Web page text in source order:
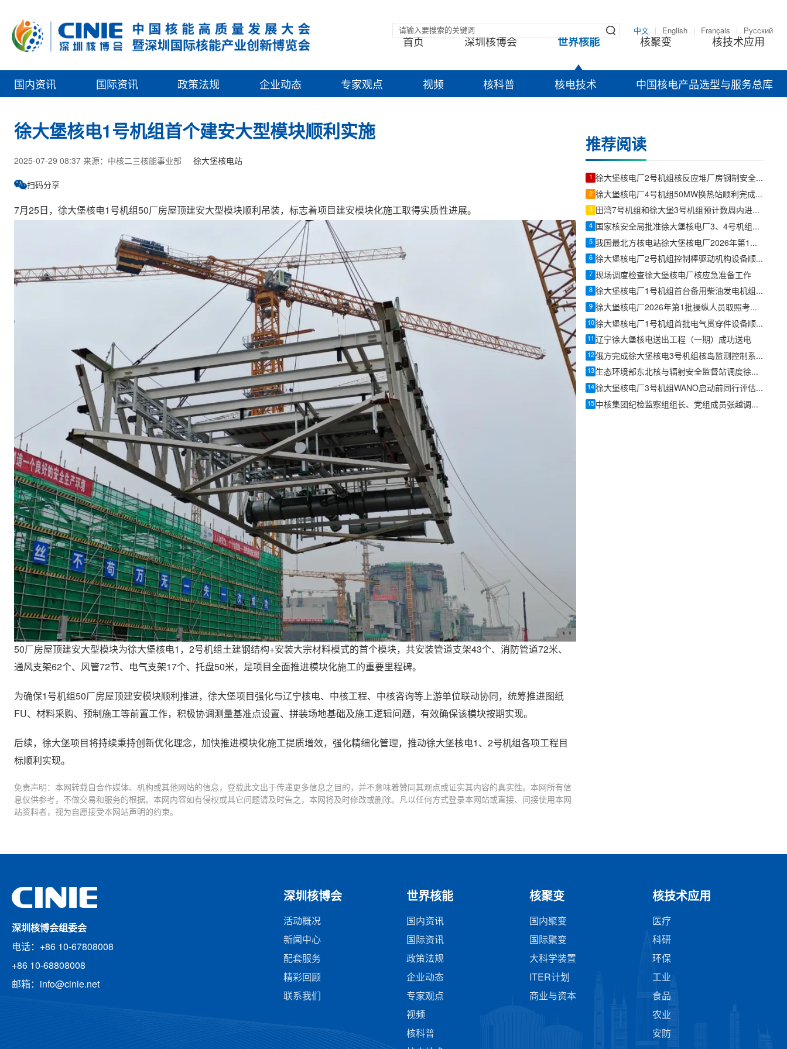
中文 English Français Русский
首页 深圳核博会 世界核能 核聚变 核技术应用
国内资讯 国际资讯 政策法规 企业动态 专家观点 视频 核科普 核电技术 中国核电产品选型与服务总库
徐大堡核电1号机组首个建安大型模块顺利实施
2025-07-29 08:37 来源：中核二三核能事业部 徐大堡核电站
扫码分享
7月25日，徐大堡核电1号机组50厂房屋顶建安大型模块顺利吊装，标志着项目建安模块化施工取得实质性进展。
50厂房屋顶建安大型模块为徐大堡核电1，2号机组土建钢结构+安装大宗材料模式的首个模块，共安装管道支架43个、消防管道72米、
通风支架62个、风管72节、电气支架17个、托盘50米，是项目全面推进模块化施工的重要里程碑。
为确保1号机组50厂房屋顶建安模块顺利推进，徐大堡项目强化与辽宁核电、中核工程、中核咨询等上游单位联动协同，统筹推进图纸
FU、材料采购、预制施工等前置工作，积极协调测量基准点设置、拼装场地基础及施工逻辑问题，有效确保该模块按期实现。
后续，徐大堡项目将持续秉持创新优化理念，加快推进模块化施工提质增效，强化精细化管理，推动徐大堡核电1、2号机组各项工程目
标顺利实现。
免责声明：本网转载自合作媒体、机构或其他网站的信息，登载此文出于传递更多信息之目的，并不意味着赞同其观点或证实其内容的真实性。本网所有信
息仅供参考，不做交易和服务的根据。本网内容如有侵权或其它问题请及时告之，本网将及时修改或删除。凡以任何方式登录本网站或直接、间接使用本网
站资料者，视为自愿接受本网站声明的约束。
推荐阅读
1 徐大堡核电厂2号机组核反应堆厂房钢制安全壳二环顺利吊装就位
2 徐大堡核电厂4号机组50MW换热站顺利完成现场拼装
3 田湾7号机组和徐大堡3号机组预计数周内进入启动阶段
4 国家核安全局批准徐大堡核电厂3、4号机组装换料大纲
5 我国最北方核电站徐大堡核电厂2026年第1批操纵人员产生
6 徐大堡核电厂2号机组控制棒驱动机构设备顺利运抵现场
7 现场调度检查徐大堡核电厂核应急准备工作
8 徐大堡核电厂1号机组首台备用柴油发电机组顺利交付现场
9 徐大堡核电厂2026年第1批操纵人员取照考试圆满完成
10 徐大堡核电厂1号机组首批电气贯穿件设备顺利运抵现场
11 辽宁徐大堡核电送出工程（一期）成功送电
12 俄方完成徐大堡核电3号机组核岛监测控制系统供货安装监理
13 生态环境部东北核与辐射安全监督站调度徐大堡核电应急能力建设并开展专题交流
14 徐大堡核电厂3号机组WANO启动前同行评估圆满完成
15 中核集团纪检监察组组长、党组成员张越调研辽宁核电
深圳核博会组委会
电话：+86 10-67808008
+86 10-68808008
邮箱：info@cinie.net
深圳核博会
活动概况
新闻中心
配套服务
精彩回顾
联系我们
世界核能
国内资讯
国际资讯
政策法规
企业动态
专家观点
视频
核科普
核聚变
国内聚变
国际聚变
大科学装置
ITER计划
商业与资本
核技术应用
医疗
科研
环保
工业
食品
农业
安防